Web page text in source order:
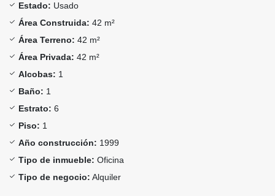
Estado: Usado
Área Construida: 42 m²
Área Terreno: 42 m²
Área Privada: 42 m²
Alcobas: 1
Baño: 1
Estrato: 6
Piso: 1
Año construcción: 1999
Tipo de inmueble: Oficina
Tipo de negocio: Alquiler